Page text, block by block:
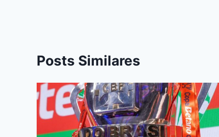
Posts Similares